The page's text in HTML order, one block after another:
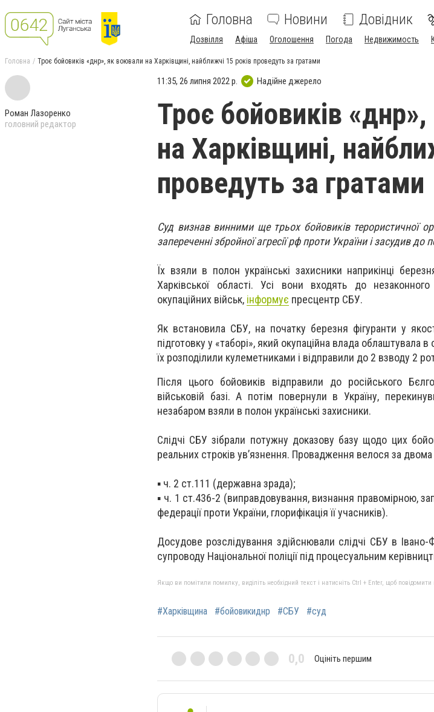
Головна Новини Довідник
Дозвілля Афіша Оголошення Погода Недвижимость
Головна Троє бойовиків «днр», як воювали на Харківщині, найближчі 15 років проведуть за гратами
Роман Лазоренко
головний редактор
11:35, 26 липня 2022 р. Надійне джерело
Троє бойовиків
на Харківщині,
проведуть за гратами
Суд визнав винними ще трьох бойовиків терористичної
запереченні збройної агресії рф проти України і засудив до
Їх взяли в полон українські захисники наприкінці
Харківської області. Усі вони входять до
окупаційних військ, інформує пресцентр СБУ.
Як встановила СБУ, на початку березня фігуранти у
підготовку у «таборі», який окупаційна влада облаштувала в
їх розподілили кулеметниками і відправили до 2 взводу 2
Після цього бойовиків відправили до російського
військовій базі. А потім повернули в Україну,
незабаром взяли в полон українські захисники.
Слідчі СБУ зібрали потужну доказову базу щодо цих
реальних строків ув’язнення. Провадження велося за
▪️ ч. 2 ст.111 (державна зрада);
▪️ ч. 1 ст.436-2 (виправдовування, визнання правомірною,
федерації проти України, глорифікація її учасників).
Досудове розслідування здійснювали слідчі СБУ в Івано-
супроводу Національної поліції під процесуальним
Якщо ви помітили помилку, виділіть необхідний текст і натисніть Ctrl + Enter, щоб
#Харківщина #бойовикиднр #СБУ #суд
0,0 Оцініть першим